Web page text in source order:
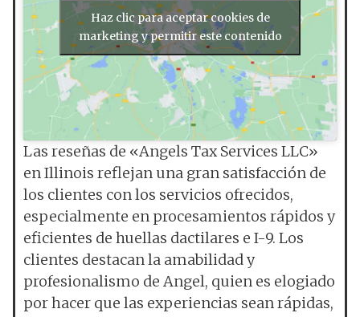
Haz clic para aceptar cookies de
marketing y permitir este contenido
Las reseñas de «Angels Tax Services LLC»
en Illinois reflejan una gran satisfacción de
los clientes con los servicios ofrecidos,
especialmente en procesamientos rápidos y
eficientes de huellas dactilares e I-9. Los
clientes destacan la amabilidad y
profesionalismo de Angel, quien es elogiado
por hacer que las experiencias sean rápidas,